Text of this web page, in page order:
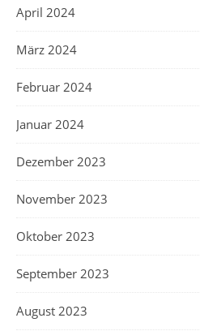
April 2024
März 2024
Februar 2024
Januar 2024
Dezember 2023
November 2023
Oktober 2023
September 2023
August 2023